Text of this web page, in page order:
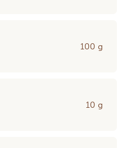
100 g
10 g